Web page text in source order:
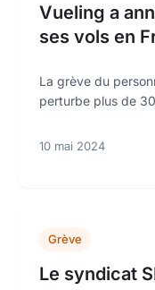
Vueling a
ses vols en
La grève du
perturbe plus de
10 mai 2024
Grève
Le syndicat